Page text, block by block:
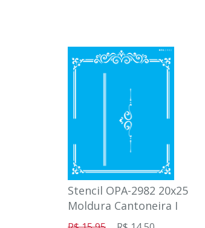
Stencil OPA-2982 20x25
Moldura Cantoneira I